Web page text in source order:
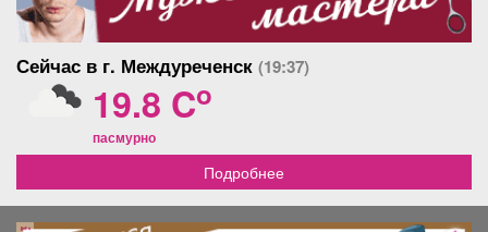
Сейчас в г. Междуреченск (19:37)
19.8 Co
пасмурно
Подробнее